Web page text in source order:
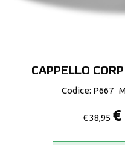
CAPPELLO
Codice: P667
€ 38,95 €